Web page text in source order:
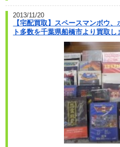
2013/11/20
【宅配買取】スペースマンボウ
ト多数を千葉県船橋市より買取し